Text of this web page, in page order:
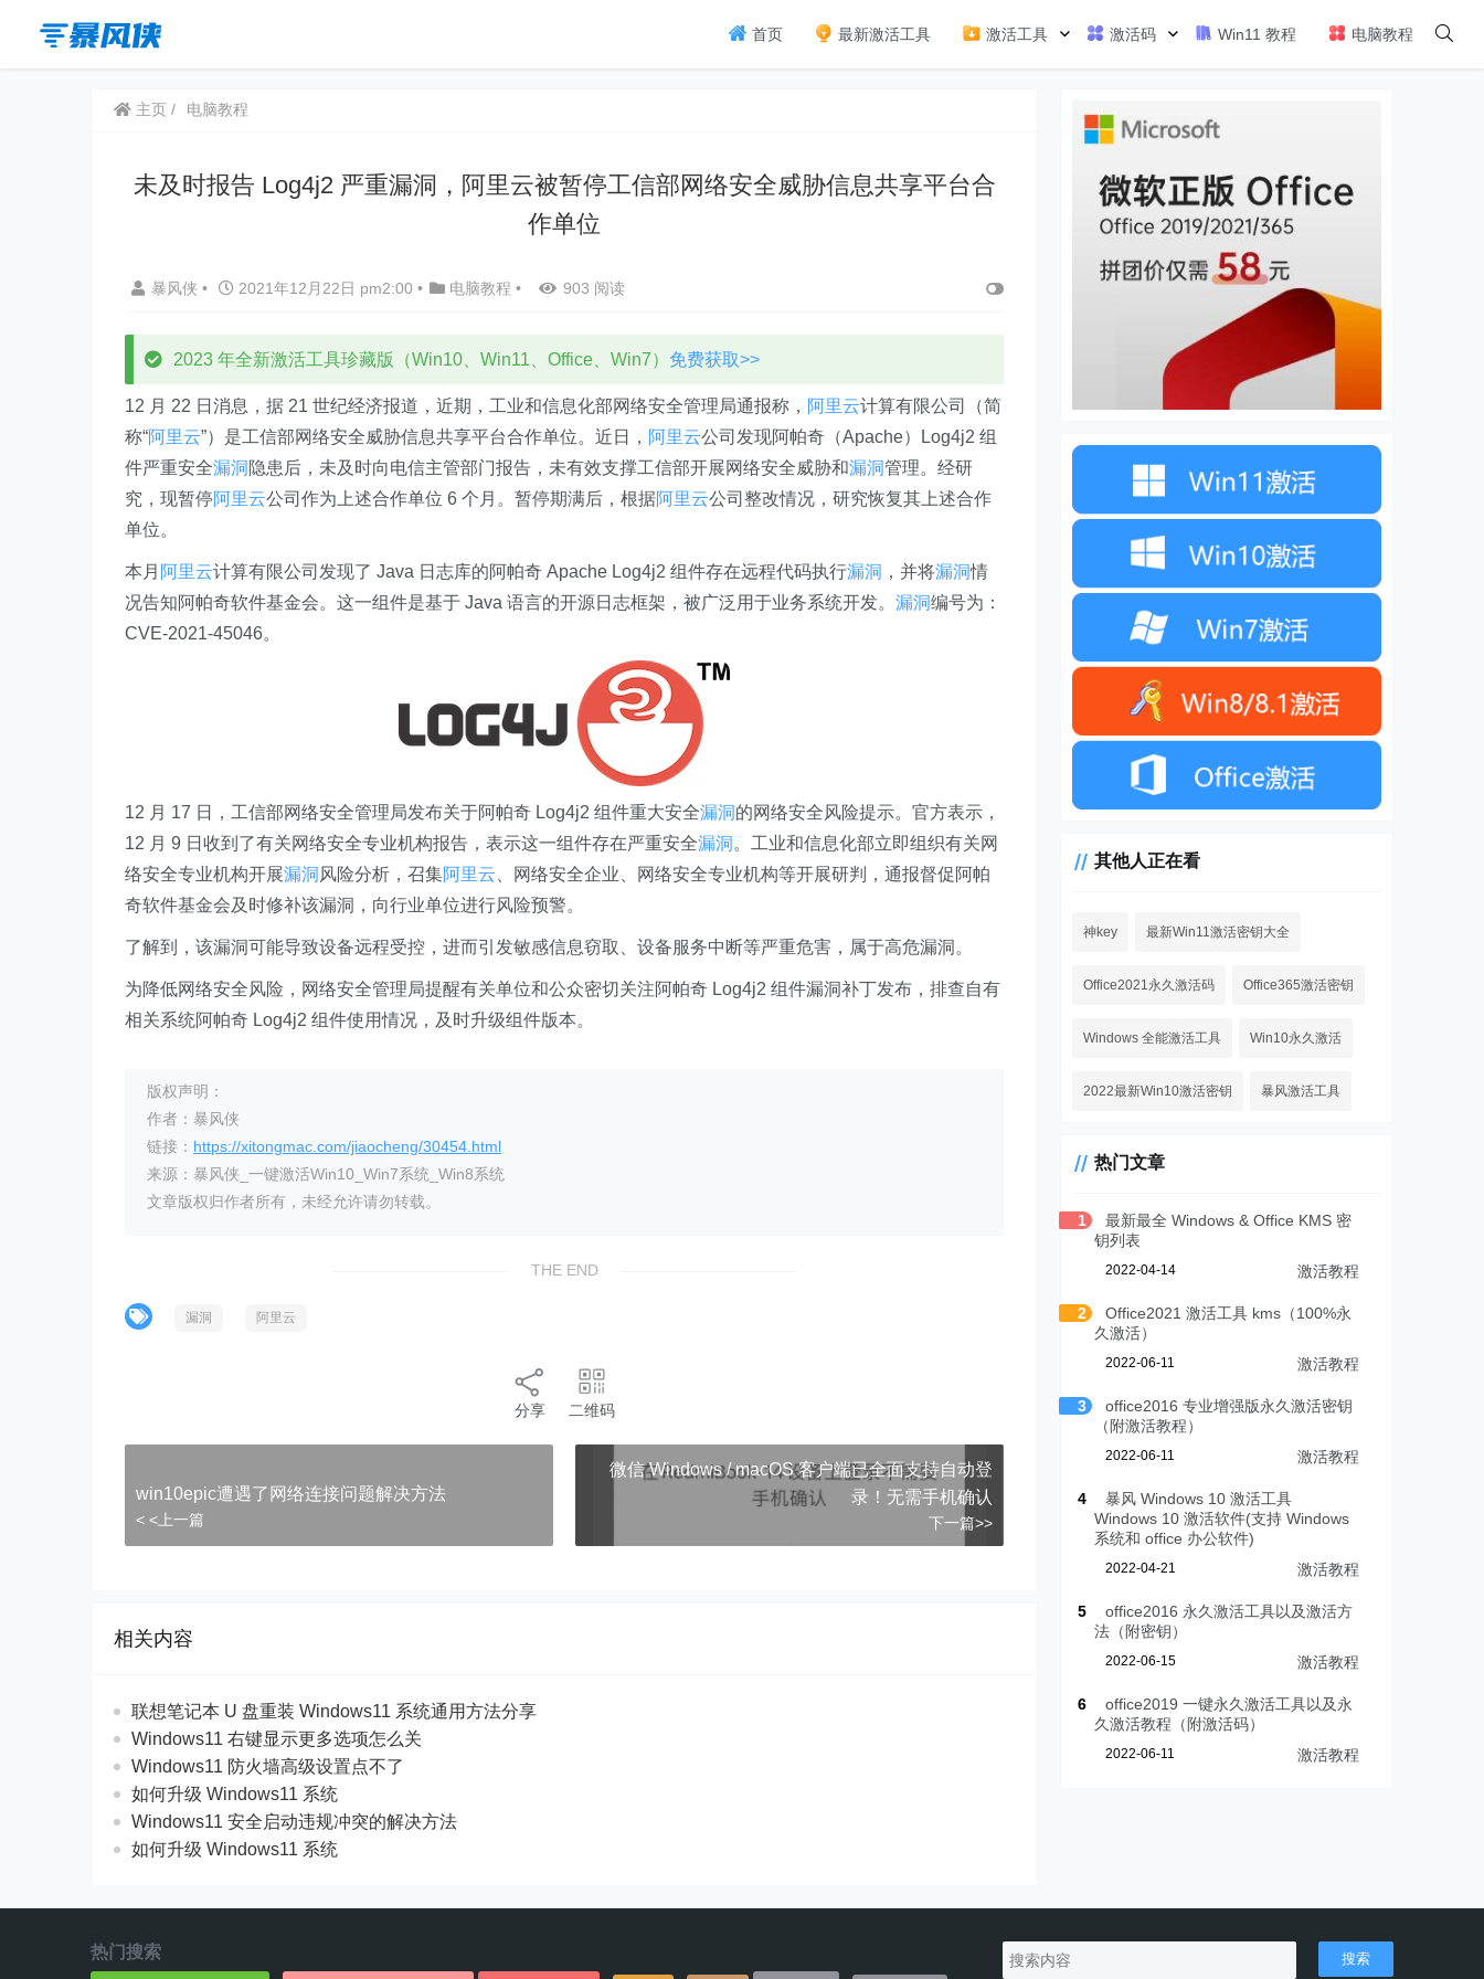
首页 最新激活工具 激活工具 激活码 Win11 教程 电脑教程
主页 电脑教程
未及时报告 Log4j2 严重漏洞，阿里云被暂停工信部网络安全威胁信息共享平台合
作单位
暴风侠 • 2021年12月22日 pm2:00 • 电脑教程 • 903 阅读
2023 年全新激活工具珍藏版（Win10、Win11、Office、Win7） 免费获取>>
12 月 22 日消息，据 21 世纪经济报道，近期，工业和信息化部网络安全管理局通报称， 阿里云计算有限公司（简
称“阿里云”）是工信部网络安全威胁信息共享平台合作单位。近日， 阿里云公司发现阿帕奇（Apache）Log4j2 组
件严重安全漏洞 隐患后，未及时向电信主管部门报告，未有效支撑工信部开展网络安全威胁和漏洞管理。经研
究，现暂停阿里云公司作为上述合作单位 6 个月。暂停期满后，根据阿里云公司整改情况，研究恢复其上述合作
单位。
本月 阿里云计算有限公司发现了 Java 日志库的阿帕奇 Apache Log4j2 组件存在远程代码执行漏洞 ，并将漏洞情
况告知阿帕奇软件基金会。这一组件是基于 Java 语言的开源日志框架，被广泛用于业务系统开发。 漏洞编号为：
CVE-2021-45046。
12 月 17 日，工信部网络安全管理局发布关于阿帕奇 Log4j2 组件重大安全漏洞的网络安全风险提示。官方表示，
12 月 9 日收到了有关网络安全专业机构报告，表示这一组件存在严重安全漏洞 。工业和信息化部立即组织有关网
络安全专业机构开展漏洞 风险分析，召集阿里云 、网络安全企业、网络安全专业机构等开展研判，通报督促阿帕
奇软件基金会及时修补该漏洞，向行业单位进行风险预警。
了解到，该漏洞可能导致设备远程受控，进而引发敏感信息窃取、设备服务中断等严重危害，属于高危漏洞。
为降低网络安全风险，网络安全管理局提醒有关单位和公众密切关注阿帕奇 Log4j2 组件漏洞补丁发布，排查自有
相关系统阿帕奇 Log4j2 组件使用情况，及时升级组件版本。
版权声明：
作者：暴风侠
链接： https://xitongmac.com/jiaocheng/30454.html
来源：暴风侠_一键激活Win10_Win7系统_Win8系统
文章版权归作者所有，未经允许请勿转载。
THE END
漏洞 阿里云
分享 二维码
win10epic遭遇了网络连接问题解决方法
< <上一篇
微信 Windows / macOS 客户端已全面支持自动登
录！无需手机确认
下一篇>>
相关内容
联想笔记本 U 盘重装 Windows11 系统通用方法分享
Windows11 右键显示更多选项怎么关
Windows11 防火墙高级设置点不了
如何升级 Windows11 系统
Windows11 安全启动违规冲突的解决方法
如何升级 Windows11 系统
其他人正在看
神key 最新Win11激活密钥大全
Office2021永久激活码 Office365激活密钥
Windows 全能激活工具 Win10永久激活
2022最新Win10激活密钥 暴风激活工具
热门文章
1
最新最全 Windows & Office KMS 密
钥列表
2022-04-14 激活教程
2
Office2021 激活工具 kms（100%永
久激活）
2022-06-11 激活教程
3
office2016 专业增强版永久激活密钥
（附激活教程）
2022-06-11 激活教程
4
暴风 Windows 10 激活工具
Windows 10 激活软件(支持 Windows
系统和 office 办公软件)
2022-04-21 激活教程
5
office2016 永久激活工具以及激活方
法（附密钥）
2022-06-15 激活教程
6
office2019 一键永久激活工具以及永
久激活教程（附激活码）
2022-06-11 激活教程
热门搜索 搜索